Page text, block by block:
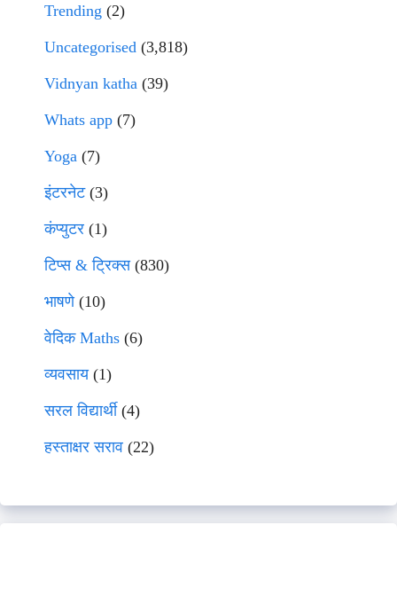
Trending (2)
Uncategorised (3,818)
Vidnyan katha (39)
Whats app (7)
Yoga (7)
इंटरनेट(3)
कंप्युटर (1)
टिप्स & ट्रिक्स(830)
भाषणे(10)
वेदिक Maths (6)
व्यवसाय(1)
सरल विद्यार्थी(4)
हस्ताक्षर सराव (22)